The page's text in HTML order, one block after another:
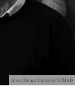
foto: Dženat Dreković/NOMAD